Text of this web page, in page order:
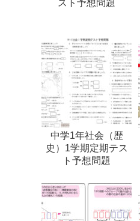
スト予想問題
中学1年社会（歴
史）1学期定期テス
ト予想問題